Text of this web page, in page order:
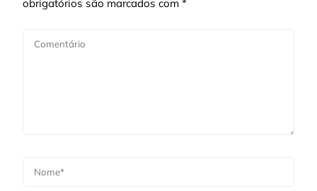
obrigatórios são marcados com *